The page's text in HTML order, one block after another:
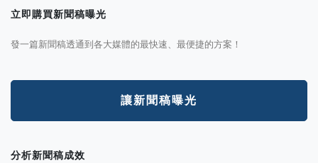
立即購買新聞稿曝光
發一篇新聞稿透通到各大媒體的最快速、最便捷的方案！
讓新聞稿曝光
分析新聞稿成效